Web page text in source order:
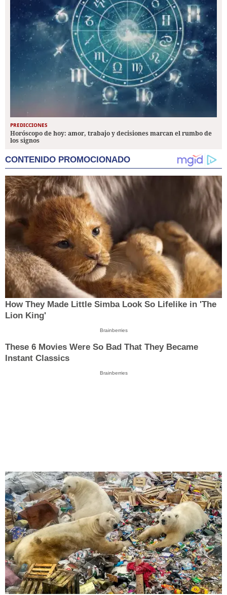
PREDICCIONES
Horóscopo de hoy: amor, trabajo y decisiones marcan el rumbo de
los signos
CONTENIDO PROMOCIONADO
How They Made Little Simba Look So Lifelike in 'The
Lion King'
Brainberries
These 6 Movies Were So Bad That They Became
Instant Classics
Brainberries